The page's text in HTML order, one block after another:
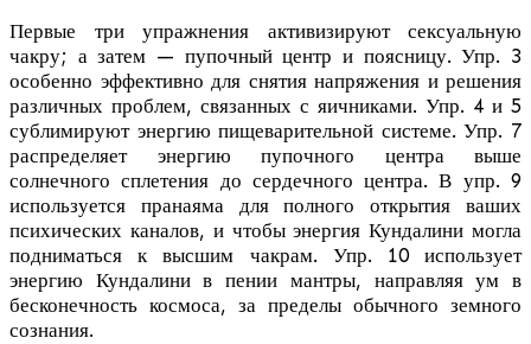
Первые три упражнения активизируют сексуальную
чакру; а затем — пупочный центр и поясницу. Упр. 3
особенно эффективно для снятия напряжения и решения
различных проблем, связанных с яичниками. Упр. 4 и 5
сублимируют энергию пищеварительной системе. Упр. 7
распределяет энергию пупочного центра выше
солнечного сплетения до сердечного центра. В упр. 9
используется пранаяма для полного открытия ваших
психических каналов, и чтобы энергия Кундалини могла
подниматься к высшим чакрам. Упр. 10 использует
энергию Кундалини в пении мантры, направляя ум в
бесконечность космоса, за пределы обычного земного
сознания.